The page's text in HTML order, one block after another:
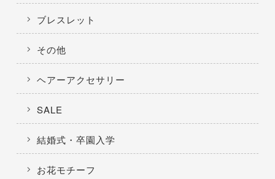
ブレスレット
その他
ヘアーアクセサリー
SALE
結婚式・卒園入学
お花モチーフ